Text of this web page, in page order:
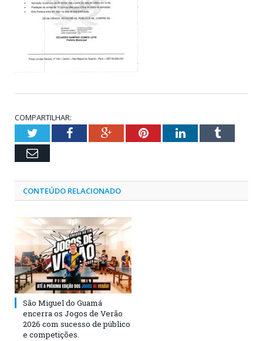
COMPARTILHAR:
TwitterFacebookGoogle+PinterestLinkedInTumblr
Email
CONTEÚDO RELACIONADO
São Miguel do Guamá
encerra os Jogos de Verão
2026 com sucesso de público
e competições.